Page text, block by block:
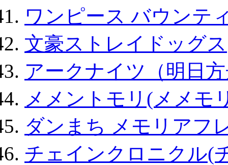
ワンピース バウンテ
文豪ストレイドッグス
アークナイツ（明日
メメントモリ(メメモ
ダンまち メモリアフ
チェインクロニクル(